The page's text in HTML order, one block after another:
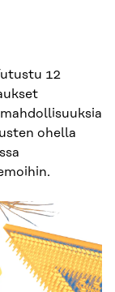
12
ohella